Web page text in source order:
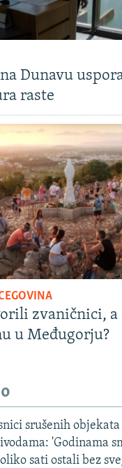
Dunavu
raste
zvaničnici, a
u Međugorju?
srušenih objekata
'Godinama
sati ostali bez